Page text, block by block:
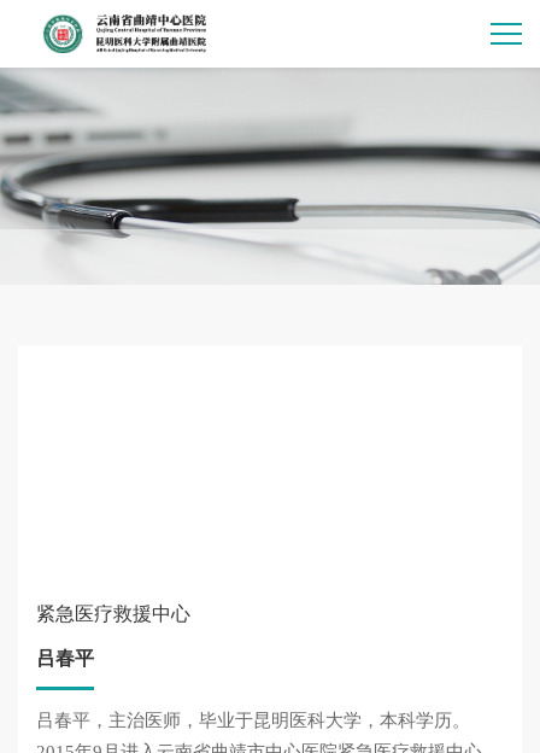
紧急医疗救援中心
吕春平
吕春平，主治医师，毕业于昆明医科大学，本科学历。